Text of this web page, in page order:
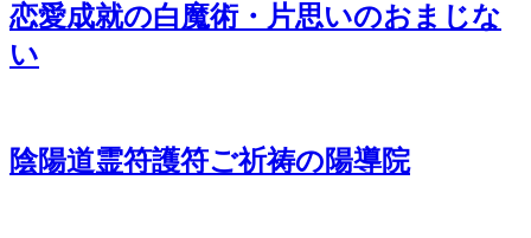
恋愛成就の白魔術・片思いのおまじな
い
陰陽道霊符護符ご祈祷の陽導院